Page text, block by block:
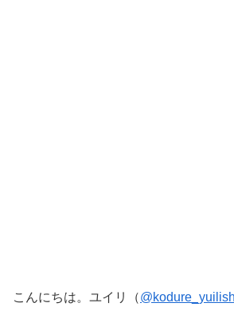
こんにちは。ユイリ（@kodure_yuilish